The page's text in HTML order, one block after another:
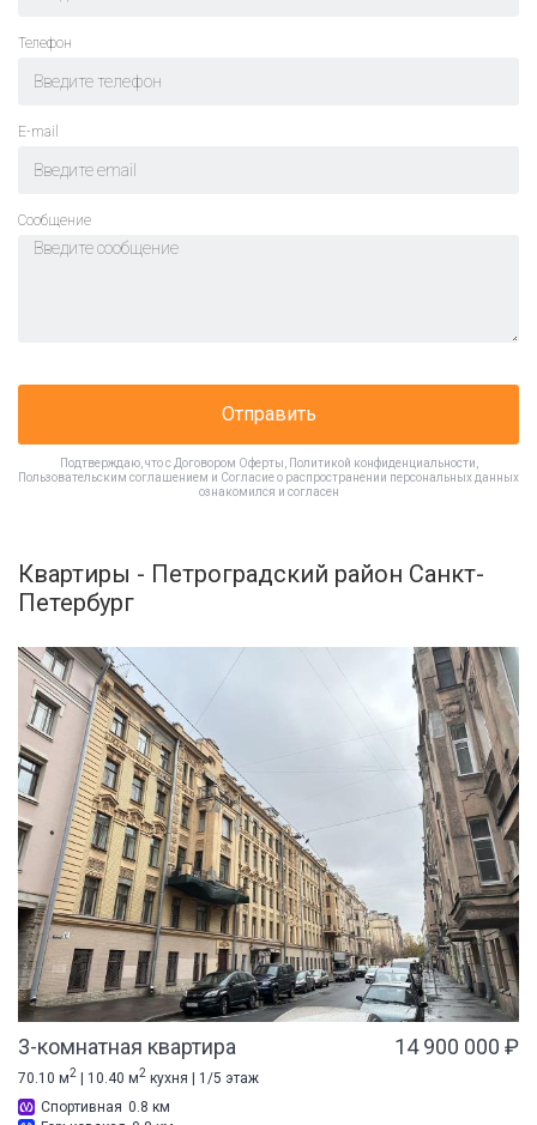
Телефон
E-mail
Cообщение
Отправить
Подтверждаю, что с Договором Оферты Политикой конфиденциальности
Пользовательским соглашением и Согласие о распространении персональных данных
ознакомился и согласен
Квартиры - Петроградский район Санкт-
Петербург
3-комнатная квартира 14 900 000 ₽
70.10 м2 | 10.40 м2 кухня | 1/5 этаж
Спортивная 0.8 км